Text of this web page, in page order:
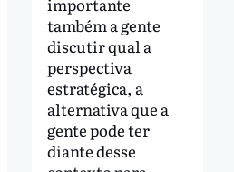
também a gente
discutir qual a
perspectiva
estratégica, a
alternativa que a
gente pode ter
diante desse